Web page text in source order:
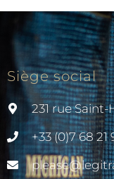
Siège social
231 rue Saint-
+33 (0)7 68 21